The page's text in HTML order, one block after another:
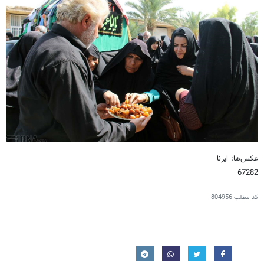
عکس‌ها: ایرنا
67282
کد مطلب804956